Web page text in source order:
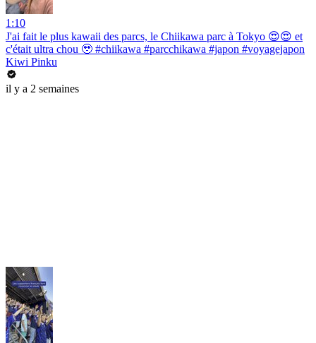
1:10
J'ai fait le plus kawaii des parcs, le Chiikawa parc à Tokyo 😍😍 et
c'était ultra chou 🥹 #chiikawa #parcchikawa #japon #voyagejapon
Kiwi Pinku
il y a 2 semaines